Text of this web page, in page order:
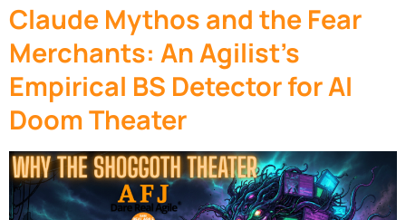
Claude Mythos and the Fear
Merchants: An Agilist’s
Empirical BS Detector for AI
Doom Theater